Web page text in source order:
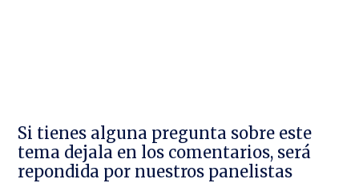
Si tienes alguna pregunta sobre este
tema dejala en los comentarios, será
repondida por nuestros panelistas